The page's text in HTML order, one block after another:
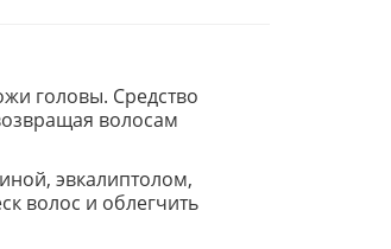
головы. Средство
волосам
эвкалиптолом,
волос и облегчить